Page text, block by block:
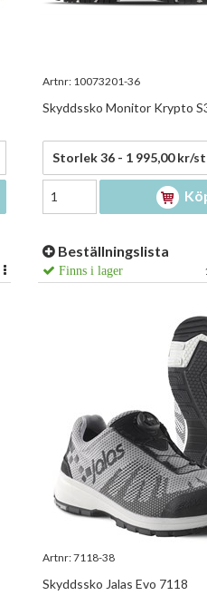
Artnr: 10073201-36
Skyddssko Monitor Krypto
1 995,00 kr/st
Storlek 36 - 1 995,00 kr/st
Beställningslista
Finns i lager
Artnr:7118-38
Skyddssko Jalas Evo 7118